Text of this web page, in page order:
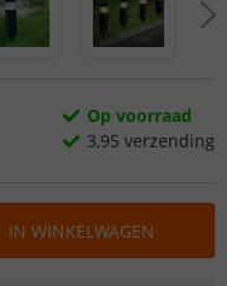
Op voorraad
3,95 verzending
IN WINKELWAGEN